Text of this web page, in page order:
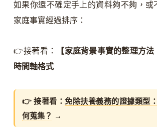
如果你還不確定手上的資料夠不夠，或
家庭事實經過排序：
👉接著看：
【家庭背景事實的整理方
時間軸格式
👉 接著看：免除扶養義務的證據類型
何蒐集？ →